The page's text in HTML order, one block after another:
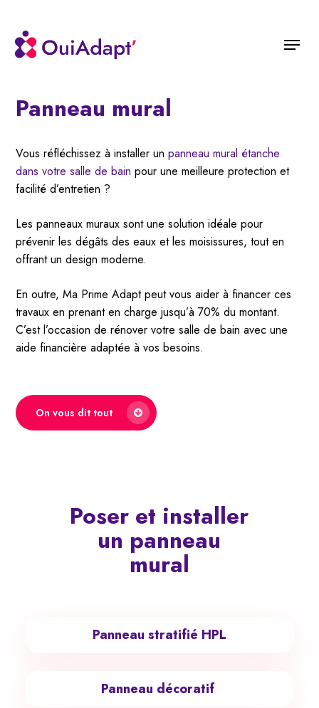
main
content
Menu
Panneau mural
Vous réfléchissez à installer un panneau mural étanche
dans votre salle de bain pour une meilleure protection et
facilité d’entretien ?
Les panneaux muraux sont une solution idéale pour
prévenir les dégâts des eaux et les moisissures, tout en
offrant un design moderne.
En outre, Ma Prime Adapt peut vous aider à financer ces
travaux en prenant en charge jusqu’à 70% du montant.
C’est l’occasion de rénover votre salle de bain avec une
aide financière adaptée à vos besoins.
On vous dit tout
Poser et installer
un panneau
mural
Panneau stratifié HPL
Panneau décoratif